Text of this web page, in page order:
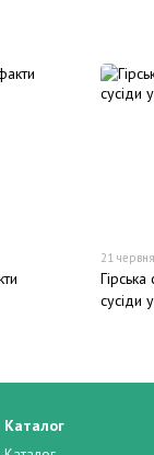
21
сусіди
Каталог